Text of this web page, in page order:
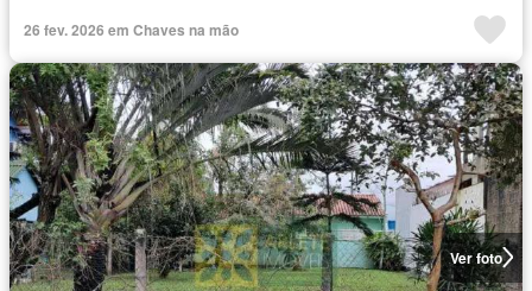
26 fev. 2026 em Chaves na mão
Ver foto